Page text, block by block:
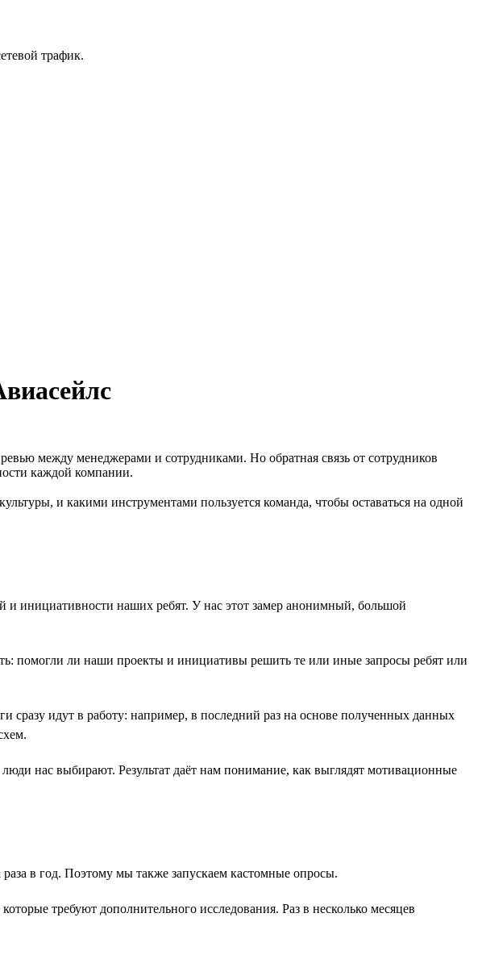
трафик.
между менеджерами и сотрудниками. Но обратная связь от сотрудников
каждой компании.
и какими инструментами пользуется команда, чтобы оставаться на одной
и инициативности наших ребят. У нас этот замер анонимный, большой
помогли ли наши проекты и инициативы решить те или иные запросы ребят или
идут в работу: например, в последний раз на основе полученных данных
нас выбирают. Результат даёт нам понимание, как выглядят мотивационные
в год. Поэтому мы также запускаем кастомные опросы.
требуют дополнительного исследования. Раз в несколько месяцев